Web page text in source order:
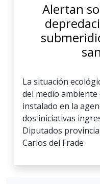
Alertan
La situación
del medio
instalado en la
dos iniciativas
Diputados
Carlos del Frade